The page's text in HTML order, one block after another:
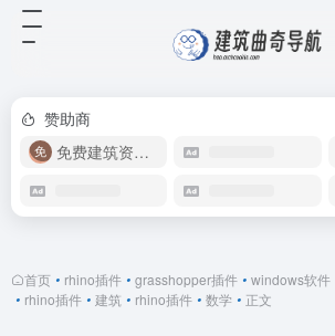
赞助商
免费建筑资源库
首页 • rhino插件 • grasshopper插件 • windows软件
• rhino插件 • 建筑 • rhino插件 • 数学 • 正文